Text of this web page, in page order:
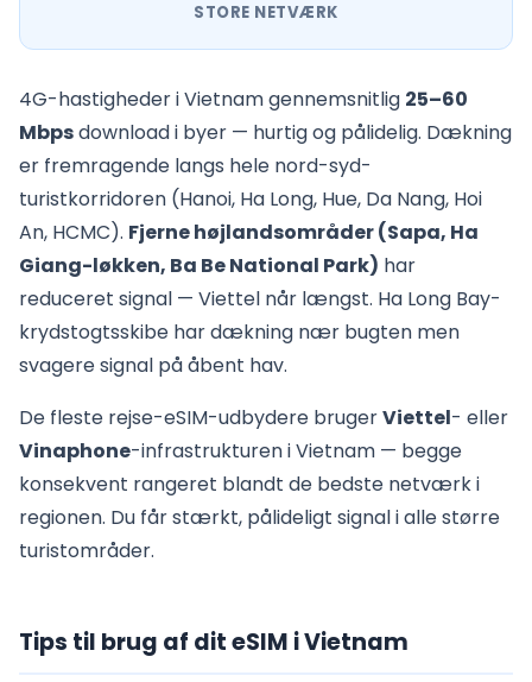
STORE NETVÆRK
4G-hastigheder i Vietnam gennemsnitlig 25–60
Mbpsdownload i byer — hurtig og pålidelig. Dækning
er fremragende langs hele nord-syd-
turistkorridoren (Hanoi, Ha Long, Hue, Da Nang, Hoi
An, HCMC). Fjerne højlandsområder (Sapa, Ha
Giang-løkken, Ba Be National Park) har
reduceret signal — Viettel når længst. Ha Long Bay-
krydstogtsskibe har dækning nær bugten men
svagere signal på åbent hav.
De fleste rejse-eSIM-udbydere brugerViettel- eller
Vinaphone-infrastrukturen i Vietnam — begge
konsekvent rangeret blandt de bedste netværk i
regionen. Du får stærkt, pålideligt signal i alle større
turistområder.
Tips til brug af dit eSIM i Vietnam